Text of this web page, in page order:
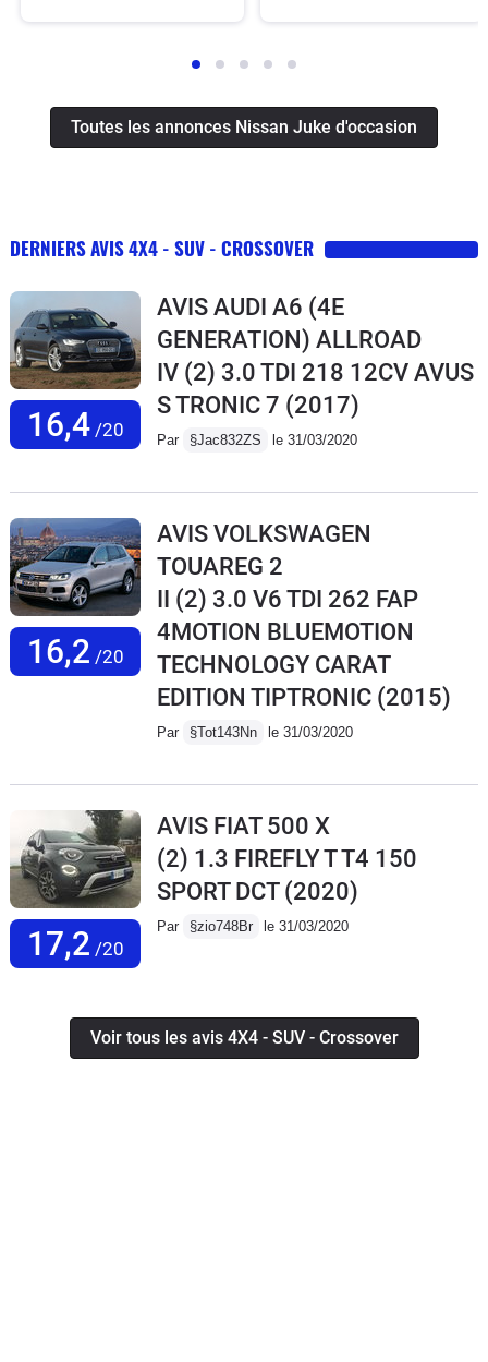
Toutes les annonces Nissan Juke d'occasion
DERNIERS AVIS 4X4 - SUV - CROSSOVER
16,4/20
AVIS AUDI A6 (4E
GENERATION) ALLROAD
IV (2) 3.0 TDI 218 12CV AVUS
S TRONIC 7 (2017)
Par §Jac832ZS le 31/03/2020
16,2 /20
AVIS VOLKSWAGEN
TOUAREG 2
II (2) 3.0 V6 TDI 262 FAP
4MOTION BLUEMOTION
TECHNOLOGY CARAT
EDITION TIPTRONIC (2015)
Par §Tot143Nn le 31/03/2020
17,2 /20
AVIS FIAT 500 X
(2) 1.3 FIREFLY T T4 150
SPORT DCT(2020)
Par §zio748Br le 31/03/2020
Voir tous les avis 4X4 - SUV - Crossover